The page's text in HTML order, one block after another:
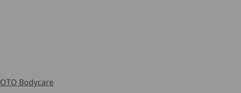
OTO Bodycare